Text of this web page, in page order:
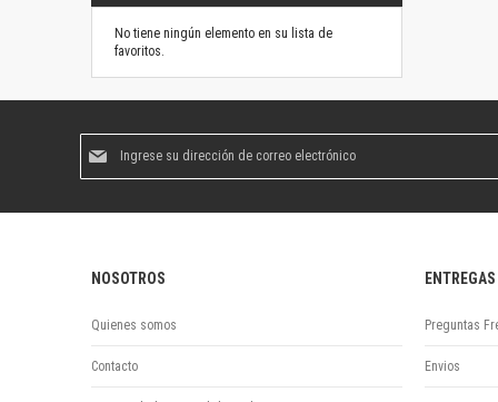
No tiene ningún elemento en su lista de
favoritos.
boletín
NOSOTROS
Quienes somos
Contacto
ENTREGAS
Preguntas
Envios